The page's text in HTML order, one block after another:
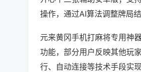
操作，通过AI算法调整牌局
元来黄冈手机打麻将专用神
功能，部分用户反映其他玩
行、自动连接等技术手段实